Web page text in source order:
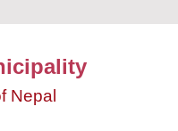
Nepal